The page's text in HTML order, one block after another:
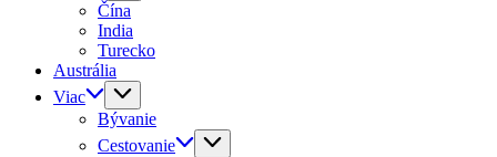
Čína
India
Turecko
Austrália
Viac
Bývanie
Cestovanie